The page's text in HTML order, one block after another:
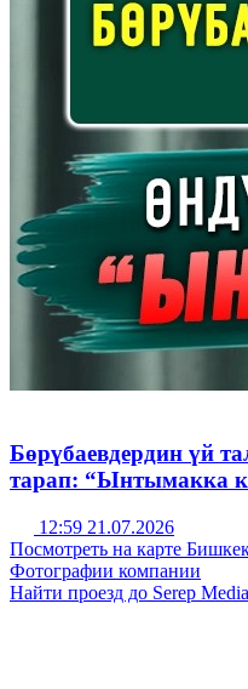
Бөрүбаевдердин үй
тарап: “Ынтымакка
12:59 21.07.2026
Посмотреть на карте
Фотографии компании
Найти проезд до Serep